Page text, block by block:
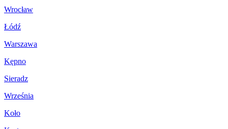
Wrocław
Łódź
Warszawa
Kępno
Sieradz
Września
Koło